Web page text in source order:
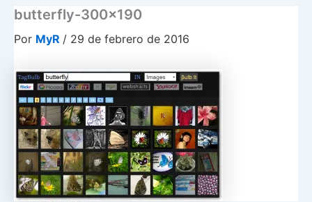
butterfly-300×190
Por MyR / 29 de febrero de 2016